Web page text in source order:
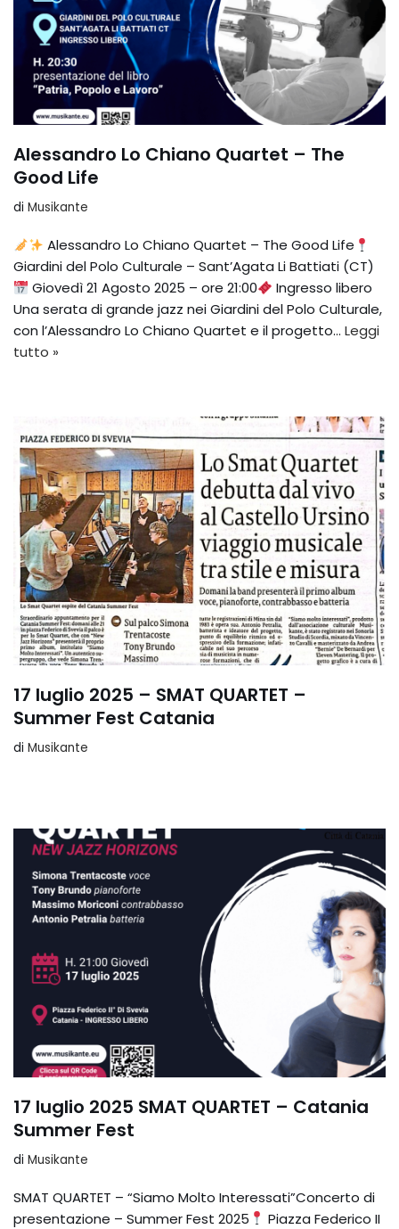
Alessandro Lo Chiano Quartet – The
Good Life
di Musikante
Alessandro Lo Chiano Quartet – The Good Life
Giardini del Polo Culturale – Sant’Agata Li Battiati (CT)
Giovedì 21 Agosto 2025 – ore 21:00
Ingresso libero
Una serata di grande jazz nei Giardini del Polo Culturale,
con l’Alessandro Lo Chiano Quartet e il progetto… Leggi
tutto »
17 luglio 2025 – SMAT QUARTET –
Summer Fest Catania
di Musikante
17 luglio 2025 SMAT QUARTET – Catania
Summer Fest
di Musikante
SMAT QUARTET – “Siamo Molto Interessati”Concerto di
presentazione – Summer Fest 2025
Piazza Federico II